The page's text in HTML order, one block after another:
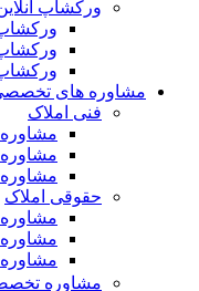
ورکشاپ
ورکشاپ
مشاوره های
فنی املاک
مشاوره
حقوقی املاک
مشاوره
مشاوره